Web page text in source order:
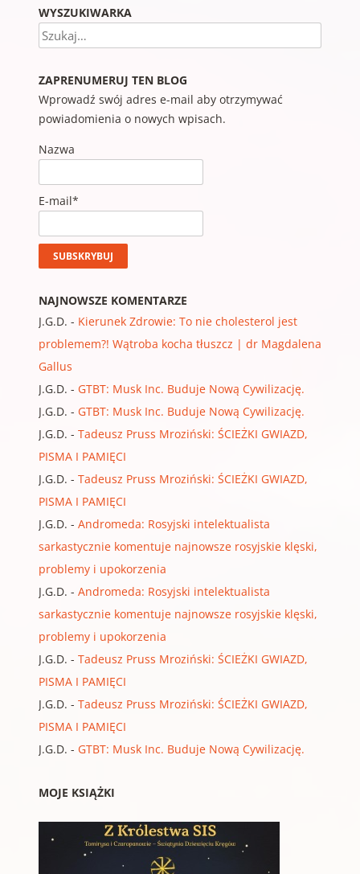
WYSZUKIWARKA
Szukaj
ZAPRENUMERUJ TEN BLOG
Wprowadź swój adres e-mail aby otrzymywać
powiadomienia o nowych wpisach.
Nazwa
E-mail*
NAJNOWSZE KOMENTARZE
J.G.D. - Kierunek Zdrowie: To nie cholesterol jest
problemem?! Wątroba kocha tłuszcz | dr Magdalena
Gallus
J.G.D. - GTBT: Musk Inc. Buduje Nową Cywilizację.
J.G.D. - GTBT: Musk Inc. Buduje Nową Cywilizację.
J.G.D. - Tadeusz Pruss Mroziński: ŚCIEŻKI GWIAZD,
PISMA I PAMIĘCI
J.G.D. - Tadeusz Pruss Mroziński: ŚCIEŻKI GWIAZD,
PISMA I PAMIĘCI
J.G.D. - Andromeda: Rosyjski intelektualista
sarkastycznie komentuje najnowsze rosyjskie klęski,
problemy i upokorzenia
J.G.D. - Andromeda: Rosyjski intelektualista
sarkastycznie komentuje najnowsze rosyjskie klęski,
problemy i upokorzenia
J.G.D. - Tadeusz Pruss Mroziński: ŚCIEŻKI GWIAZD,
PISMA I PAMIĘCI
J.G.D. - Tadeusz Pruss Mroziński: ŚCIEŻKI GWIAZD,
PISMA I PAMIĘCI
J.G.D. - GTBT: Musk Inc. Buduje Nową Cywilizację.
MOJE KSIĄŻKI